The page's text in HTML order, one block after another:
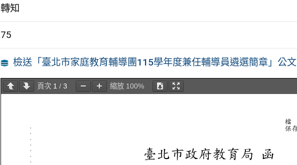
轉知
75
檢送「臺北市家庭教育輔導團115學年度兼任輔導員遴選簡章」公文
頁次 1 / 3 縮放 100%